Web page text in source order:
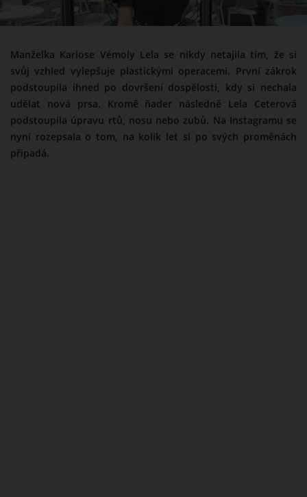
Manželka Karlose Vémoly Lela se nikdy netajila tím, že si
svůj vzhled vylepšuje plastickými operacemi. První zákrok
podstoupila ihned po dovršení dospělosti, kdy si nechala
udělat nová prsa. Kromě ňader následně Lela Ceterová
podstoupila úpravu rtů, nosu nebo zubů. Na Instagramu se
nyní rozepsala o tom, na kolik let si po svých proměnách
připadá.